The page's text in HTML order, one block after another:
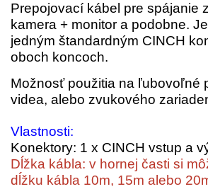
Prepojovací kábel pre spájanie
kamera + monitor a podobne.
jedným štandardným CINCH
oboch koncoch.
Možnosť použitia na ľubovoľné
videa, alebo zvukového
Vlastnosti:
Konektory: 1 x CINCH vstup a
Dĺžka kábla: v hornej časti si
dĺžku kábla 10m, 15m alebo